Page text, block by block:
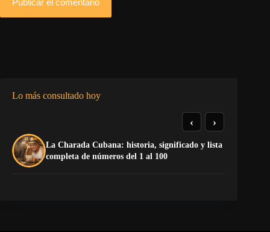
Lo más consultado hoy
La Charada Cubana: historia, significado y lista
completa de números del 1 al 100
‹ ›